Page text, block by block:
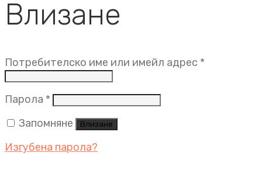
Влизане
Потребителско име или имейл адрес *
Парола * Задължително
Запомняне
Влизане
Изгубена парола?